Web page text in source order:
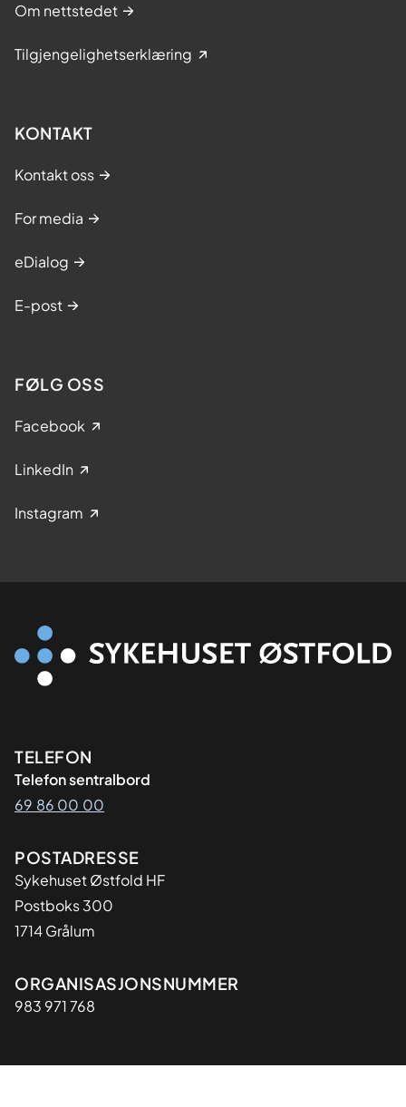
Om nettstedet
Tilgjengelighetserklæring
KONTAKT
Kontakt oss
For media
eDialog
E-post
FØLG OSS
Facebook
LinkedIn
Instagram
Kontaktinformasjon
TELEFON
Telefon sentralbord
69 86 00 00
Adresse
POSTADRESSE
Sykehuset Østfold HF
Postboks 300
1714 Grålum
Organisasjon
ORGANISASJONSNUMMER
983 971 768